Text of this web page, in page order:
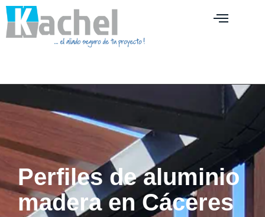
Perfiles de aluminio
madera en Cáceres